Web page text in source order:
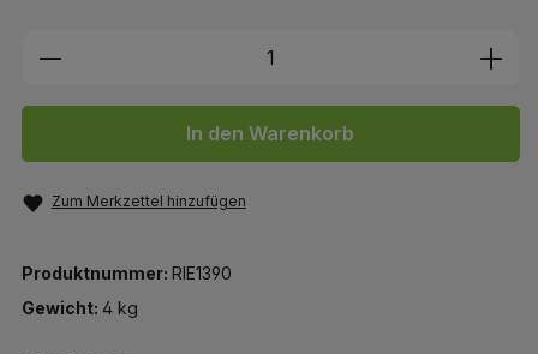
Produkt Anzahl: Gib den
In den Warenkorb
Zum Merkzettel hinzufügen
Produktnummer: RIE1390
Gewicht: 4 kg